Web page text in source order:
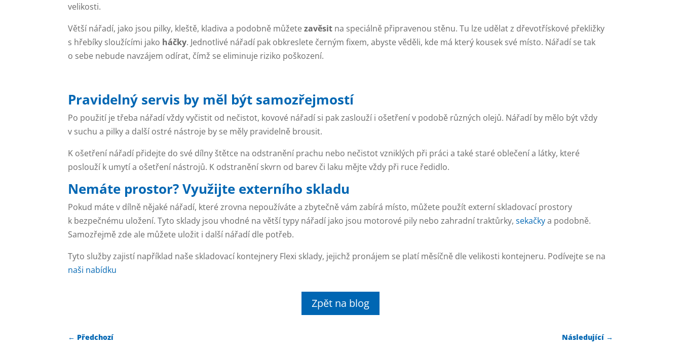
velikosti.
Větší nářadí, jako jsou pilky, kleště, kladiva a podobně můžetezavěsit na speciálně připravenou stěnu. Tu lze udělat z dřevotřískové překližky
s hřebíky sloužícími jako háčky. Jednotlivé nářadí pak obkreslete černým fixem, abyste věděli, kde má který kousek své místo. Nářadí se tak
o sebe nebude navzájem odírat, čímž se eliminuje riziko poškození.
Pravidelný servis by měl být samozřejmostí
Po použití je třeba nářadí vždy vyčistit od nečistot, kovové nářadí si pak zaslouží i ošetření v podobě různých olejů. Nářadí by mělo být vždy
v suchu a pilky a další ostré nástroje by se měly pravidelně brousit.
K ošetření nářadí přidejte do své dílny štětce na odstranění prachu nebo nečistot vzniklých při práci a také staré oblečení a látky, které
poslouží k umytí a ošetření nástrojů. K odstranění skvrn od barev či laku mějte vždy při ruce ředidlo.
Nemáte prostor? Využijte externího skladu
Pokud máte v dílně nějaké nářadí, které zrovna nepoužíváte a zbytečně vám zabírá místo, můžete použít externí skladovací prostory
k bezpečnému uložení. Tyto sklady jsou vhodné na větší typy nářadí jako jsou motorové pily nebo zahradní traktůrky,sekačkya podobně.
Samozřejmě zde ale můžete uložit i další nářadí dle potřeb.
Tyto služby zajistí například naše skladovací kontejnery Flexi sklady, jejichž pronájem se platí měsíčně dle velikosti kontejneru. Podívejte se na
naši nabídku
Zpět na blog
← Předchozí Následující→